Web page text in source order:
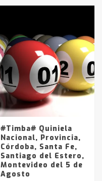
#Timba# Quiniela
Nacional, Provincia,
Córdoba, Santa Fe,
Santiago del Estero,
Montevideo del 5 de
Agosto